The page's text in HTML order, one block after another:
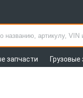
запчасти Грузовые